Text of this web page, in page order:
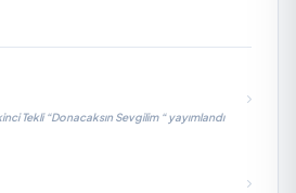
Tekli “Donacaksın Sevgilim “ yayımlandı